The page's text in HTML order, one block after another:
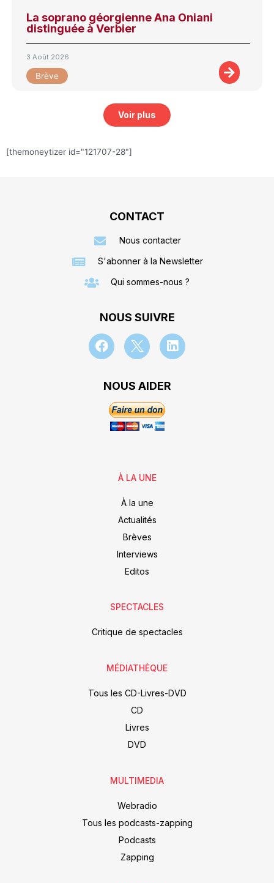
La soprano géorgienne Ana Oniani
distinguée à Verbier
3 Août 2026
Brève
Voir plus
[themoneytizer id="121707-28"]
CONTACT
Nous contacter
S'abonner à la Newsletter
Qui sommes-nous ?
NOUS SUIVRE
NOUS AIDER
À LA UNE
À la une
Actualités
Brèves
Interviews
Editos
SPECTACLES
Critique de spectacles
MÉDIATHÈQUE
Tous les CD-Livres-DVD
CD
Livres
DVD
MULTIMEDIA
Webradio
Tous les podcasts-zapping
Podcasts
Zapping